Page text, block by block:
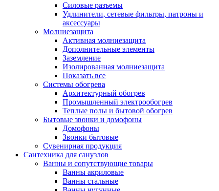
Силовые разъемы
Удлинители, сетевые фильтры, патроны и
аксессуары
Молниезащита
Активная молниезащита
Дополнительные элементы
Заземление
Изолированная молниезащита
Показать все
Системы обогрева
Архитектурный обогрев
Промышленный электрообогрев
Теплые полы и бытовой обогрев
Бытовые звонки и домофоны
Домофоны
Звонки бытовые
Сувенирная продукция
Сантехника для санузлов
Ванны и сопутствующие товары
Ванны акриловые
Ванны стальные